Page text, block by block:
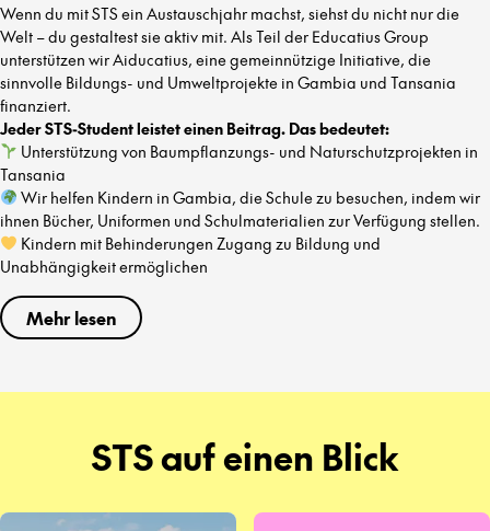
Wenn du mit STS ein Austauschjahr machst, siehst du nicht nur die
Welt – du gestaltest sie aktiv mit. Als Teil der Educatius Group
unterstützen wir Aiducatius, eine gemeinnützige Initiative, die
sinnvolle Bildungs- und Umweltprojekte in Gambia und Tansania
finanziert.
Jeder STS-Student leistet einen Beitrag. Das bedeutet:
Unterstützung von Baumpflanzungs- und Naturschutzprojekten in
Tansania
Wir helfen Kindern in Gambia, die Schule zu besuchen, indem wir
ihnen Bücher, Uniformen und Schulmaterialien zur Verfügung stellen.
Kindern mit Behinderungen Zugang zu Bildung und
Unabhängigkeit ermöglichen
Mehr lesen
STS auf einen Blick